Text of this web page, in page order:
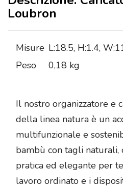
Loubron
Misure L:18.5, H:1.4,
Peso
0,18 kg
Il nostro organizzatore e
della linea natura è un
multifunzionale e
bambù con tagli naturali,
pratica ed elegante per
lavoro ordinato e i